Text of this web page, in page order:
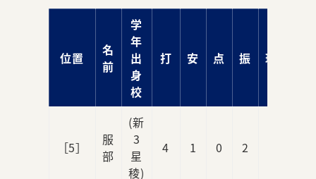
位置
名
前
学
年
出
身
校
打 安 点 振 球
［5］
服
部
(新
3
星
稜)
4 1 0 2